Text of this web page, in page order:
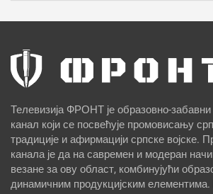
Телевизија ФРОНТ је образовно-забавни
канал који се посвећује промовисању
традиције и афирмацији српске војске.
канала је да на савремен и модеран
везане за ову област, комбинујући
динамичним продукцијским елементима.